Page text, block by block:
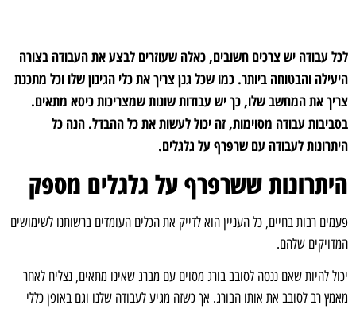
לכל עבודה יש צרכים חשובים, כאלה שעוזרים לבצע את העבודה בצורה
היעילה והבטוחה ביותר. כמו שכל גנן צריך את כלי הגינון שלו וכל מתכנת
צריך את המחשב שלו, כך יש עבודות שונות שמצריכות כיסא מתאים.
בסביבות עבודה מסוימות, זה יכול לעשות את כל ההבדל. הנה כל
היתרונות לעבודה עם שרפרף על גלגלים.
היתרונות ששרפרף על גלגלים מספק
פעמים רבות בחיים, כל העניין הוא לדייק את הכלים העומדים ברשותנו לשימושים
המדויקים שלהם.
יכול להיות שאם ננסה לסובב בורג מסוים עם מברג שאינו מתאים, נצליח לאחר
מאמץ רב לסובב את אותו הבורג. אך כשזה מגיע לעבודה שלנו וגם באופן כללי